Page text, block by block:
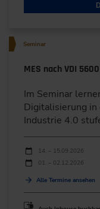
Seminar
MES nach VDI 5600
Im Seminar
Digitalisierung in
Industrie 4.0
Durchführungen
Veranstaltungsdatum
14. – 15.09.2026
01. – 02.12.2026
Alle Termine ansehen